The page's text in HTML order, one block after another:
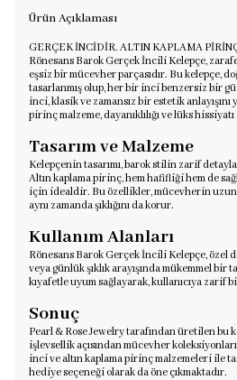
Ürün Açıklaması
GERÇEK İNCİDİR. ALTIN KAPLAMA
Rönesans Barok Gerçek İncili Kelepçe,
eşsiz bir mücevher parçasıdır. Bu kelepçe,
tasarlanmış olup, her bir inci benzersiz bir
inci, klasik ve zamansız bir estetik anlayışını
pirinç malzeme, dayanıklılığı ve lüks
Tasarım ve Malzeme
Kelepçenin tasarımı, barok stilin zarif
Altın kaplama pirinç, hem hafifliği hem de
için idealdir. Bu özellikler, mücevherin uzun
aynı zamanda şıklığını da korur.
Kullanım Alanları
Rönesans Barok Gerçek İncili Kelepçe, özel
veya günlük şıklık arayışında mükemmel bir
kıyafetle uyum sağlayarak, kullanıcıya zarif
Sonuç
Pearl & Rose Jewelry tarafından üretilen bu
işlevsellik açısından mücevher
inci ve altın kaplama pirinç malzemeleri ile
hediye seçeneği olarak da öne çıkmaktadır.